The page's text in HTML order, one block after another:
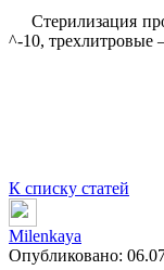
Стерилизация
^-10,
К списку статей
Milenkaya
Опубликовано: